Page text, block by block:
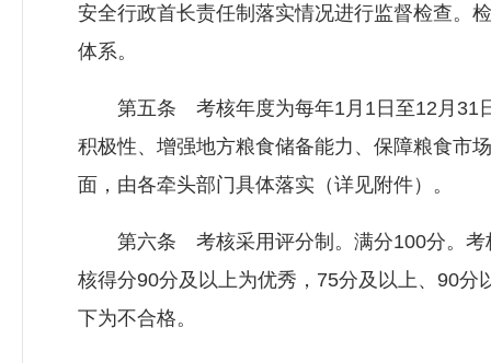
安全行政首长责任制落实情况进行监督检查。
体系。
第五条 考核年度为每年1月1日至12月31日
积极性、增强地方粮食储备能力、保障粮食市
面，由各牵头部门具体落实（详见附件）。
第六条 考核采用评分制。满分100分。考
核得分90分及以上为优秀，75分及以上、90
下为不合格。